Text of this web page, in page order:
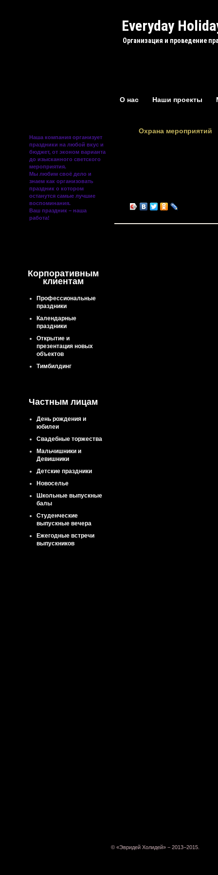
Everyday
Организация и проведение
О нас Наши проекты
Наша компания организует
праздники на любой вкус и
бюджет, от эконом варианта
до изысканного светского
мероприятия.
Мы любим своё дело и
знаем как организовать
праздник о котором
останутся самые лучшие
воспоминания.
Ваш праздник − наша
работа!
Корпоративным
клиентам
Профессиональные
праздники
Календарные
праздники
Открытие и
презентация новых
объектов
Тимбилдинг
Частным лицам
День рождения и
юбилеи
Свадебные торжества
Мальчишники и
Девишники
Детские праздники
Новоселье
Школьные выпускные
балы
Студенческие
выпускные вечера
Ежегодные встречи
выпускников
Охрана мероприятий
© «Эвридей Холидей» − 2013−2015.